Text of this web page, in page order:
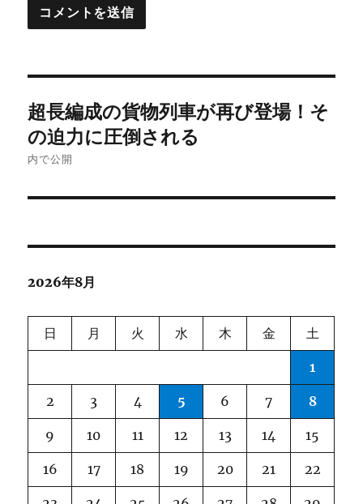
稿
ナ
ビ
ョ
超長編成の貨物列車が再び登場！そ
の迫力に圧倒される
内で公開
2026年8月
日 月 火 水 木 金 土
1
2 3 4 5 6 7 8
9 10 11 12 13 14 15
16 17 18 19 20 21 22